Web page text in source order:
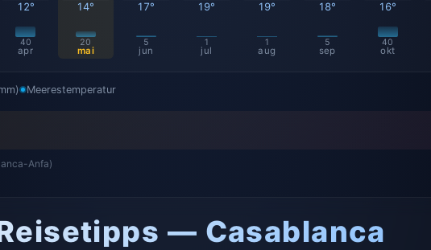
12°
40
apr
14°
20
mai
17°
5
jun
19°
1
jul
19°
1
aug
18°
5
sep
16°
40
okt
Meerestemperatur
Anfa)
— Casablanca